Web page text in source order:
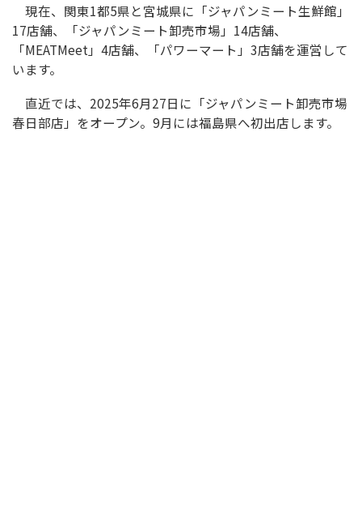
現在、関東1都5県と宮城県に「ジャパンミート生鮮館」
17店舗、「ジャパンミート卸売市場」14店舗、
「MEATMeet」4店舗、「パワーマート」3店舗を運営して
います。
直近では、2025年6月27日に「ジャパンミート卸売市場
春日部店」をオープン。9月には福島県へ初出店します。